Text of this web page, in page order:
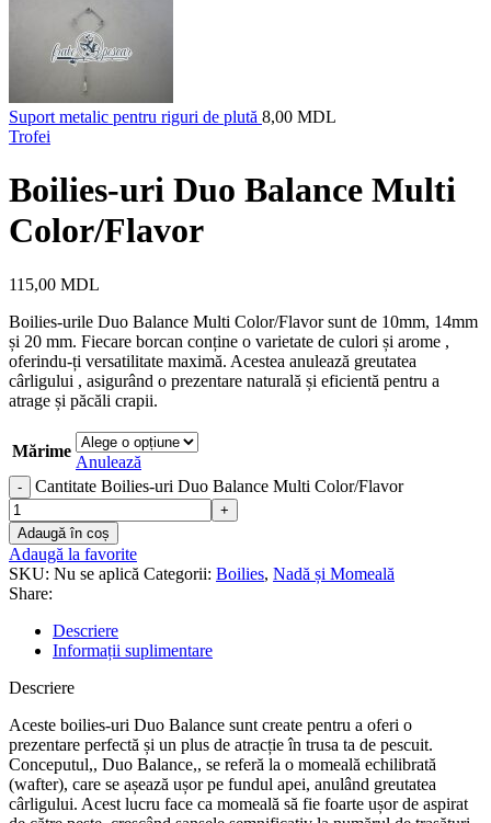
Suport metalic pentru riguri de plută 8,00 MDL
Trofei
Boilies-uri Duo Balance Multi
Color/Flavor
115,00 MDL
Boilies-urile Duo Balance Multi Color/Flavor sunt de 10mm, 14mm
și 20 mm. Fiecare borcan conține o varietate de culori și arome ,
oferindu-ți versatilitate maximă. Acestea anulează greutatea
cârligului , asigurând o prezentare naturală și eficientă pentru a
atrage și păcăli crapii.
Mărime
Anulează
Cantitate Boilies-uri Duo Balance Multi Color/Flavor
Adaugă în coș
Adaugă la favorite
SKU: Nu se aplică Categorii: Boilies, Nadă și Momeală
Share:
Descriere
Informații suplimentare
Descriere
Aceste boilies-uri Duo Balance sunt create pentru a oferi o
prezentare perfectă și un plus de atracție în trusa ta de pescuit.
Conceputul,, Duo Balance,, se referă la o momeală echilibrată
(wafter), care se așează ușor pe fundul apei, anulând greutatea
cârligului. Acest lucru face ca momeală să fie foarte ușor de aspirat